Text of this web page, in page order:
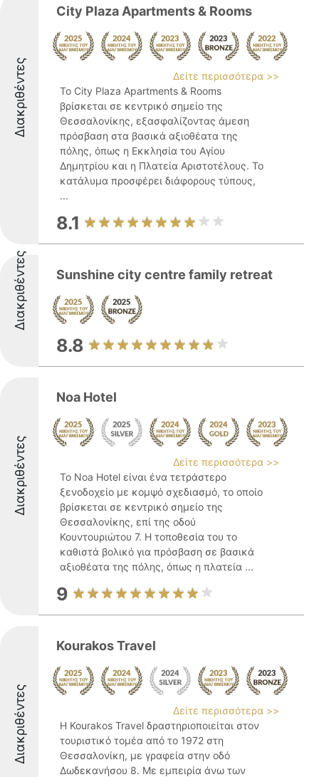
Διακριθέντες
City Plaza Apartments & Rooms
Δείτε περισσότερα >>
Το City Plaza Apartments & Rooms
βρίσκεται σε κεντρικό σημείο της
Θεσσαλονίκης, εξασφαλίζοντας άμεση
πρόσβαση στα βασικά αξιοθέατα της
πόλης, όπως η Εκκλησία του Αγίου
Δημητρίου και η Πλατεία Αριστοτέλους. Το
κατάλυμα προσφέρει διάφορους τύπους,
...
8.1
Διακριθέντες Sunshine city centre family retreat
8.8
Διακριθέντες
Noa Hotel
Δείτε περισσότερα >>
Το Noa Hotel είναι ένα τετράστερο
ξενοδοχείο με κομψό σχεδιασμό, το οποίο
βρίσκεται σε κεντρικό σημείο της
Θεσσαλονίκης, επί της οδού
Κουντουριώτου 7. Η τοποθεσία του το
καθιστά βολικό για πρόσβαση σε βασικά
αξιοθέατα της πόλης, όπως η πλατεία ...
9
Διακριθέντες
Kourakos Travel
Δείτε περισσότερα >>
Η Kourakos Travel δραστηριοποιείται στον
τουριστικό τομέα από το 1972 στη
Θεσσαλονίκη, με γραφεία στην οδό
Δωδεκανήσου 8. Με εμπειρία άνω των